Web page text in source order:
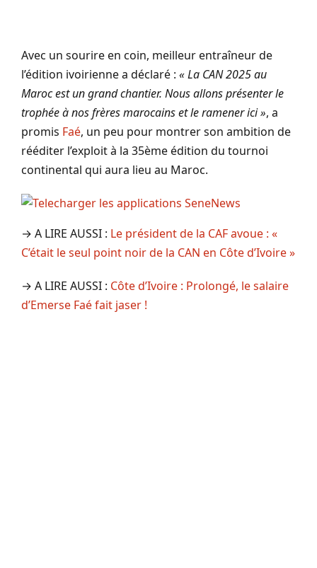
Avec un sourire en coin, meilleur entraîneur de
l’édition ivoirienne a déclaré : « La CAN 2025 au
Maroc est un grand chantier. Nous allons présenter le
trophée à nos frères marocains et le ramener ici », a
promis Faé, un peu pour montrer son ambition de
rééditer l’exploit à la 35ème édition du tournoi
continental qui aura lieu au Maroc.
→ A LIRE AUSSI : Le président de la CAF avoue : «
C’était le seul point noir de la CAN en Côte d’Ivoire »
→ A LIRE AUSSI : Côte d’Ivoire : Prolongé, le salaire
d’Emerse Faé fait jaser !